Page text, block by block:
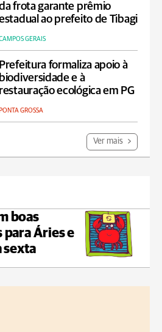
frota garante prêmio
ao prefeito de Tibagi
GERAIS
Prefeitura formaliza apoio à
biodiversidade e à
restauração ecológica em PG
PONTA GROSSA
Ver mais
boas
Áries e
sexta